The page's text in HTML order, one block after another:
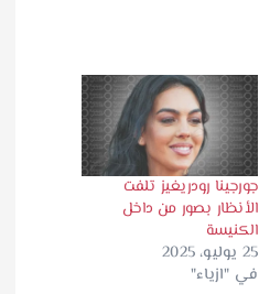
جورجينا رودريغيز تلفت
الأنظار بصور من داخل
الكنيسة
25 يوليو، 2025
في "ازياء"